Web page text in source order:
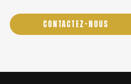
CONTACTEZ-NOUS